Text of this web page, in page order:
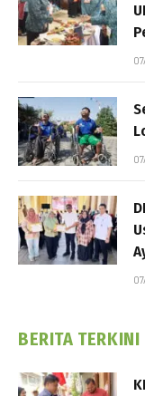
BERITA TERKINI